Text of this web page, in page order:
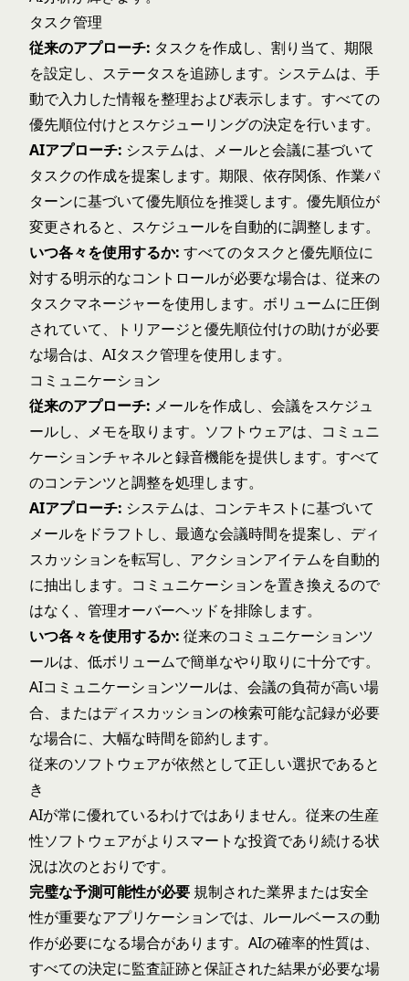
タスク管理
従来のアプローチ: タスクを作成し、割り当て、期限
を設定し、ステータスを追跡します。システムは、手
動で入力した情報を整理および表示します。すべての
優先順位付けとスケジューリングの決定を行います。
AIアプローチ: システムは、メールと会議に基づいて
タスクの作成を提案します。期限、依存関係、作業パ
ターンに基づいて優先順位を推奨します。優先順位が
変更されると、スケジュールを自動的に調整します。
いつ各々を使用するか: すべてのタスクと優先順位に
対する明示的なコントロールが必要な場合は、従来の
タスクマネージャーを使用します。ボリュームに圧倒
されていて、トリアージと優先順位付けの助けが必要
な場合は、AIタスク管理を使用します。
コミュニケーション
従来のアプローチ: メールを作成し、会議をスケジュ
ールし、メモを取ります。ソフトウェアは、コミュニ
ケーションチャネルと録音機能を提供します。すべて
のコンテンツと調整を処理します。
AIアプローチ: システムは、コンテキストに基づいて
メールをドラフトし、最適な会議時間を提案し、ディ
スカッションを転写し、アクションアイテムを自動的
に抽出します。コミュニケーションを置き換えるので
はなく、管理オーバーヘッドを排除します。
いつ各々を使用するか: 従来のコミュニケーションツ
ールは、低ボリュームで簡単なやり取りに十分です。
AIコミュニケーションツールは、会議の負荷が高い場
合、またはディスカッションの検索可能な記録が必要
な場合に、大幅な時間を節約します。
従来のソフトウェアが依然として正しい選択であると
き
AIが常に優れているわけではありません。従来の生産
性ソフトウェアがよりスマートな投資であり続ける状
況は次のとおりです。
完璧な予測可能性が必要 規制された業界または安全
性が重要なアプリケーションでは、ルールベースの動
作が必要になる場合があります。AIの確率的性質は、
すべての決定に監査証跡と保証された結果が必要な場